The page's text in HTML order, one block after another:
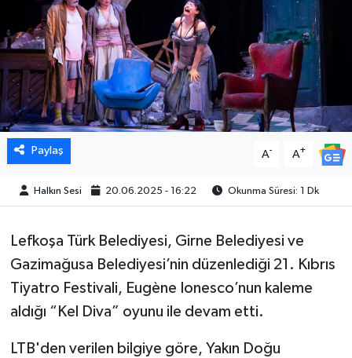
Paylaş A- A+
Halkın Sesi 20.06.2025 - 16:22 Okunma Süresi: 1 Dk
Lefkoşa Türk Belediyesi, Girne Belediyesi ve
Gazimağusa Belediyesi’nin düzenlediği 21.⁠ ⁠Kıbrıs
Tiyatro Festivali, Eugène Ionesco’nun kaleme
aldığı “Kel Diva” oyunu ile devam etti.
LTB'den verilen bilgiye göre, Yakın Doğu